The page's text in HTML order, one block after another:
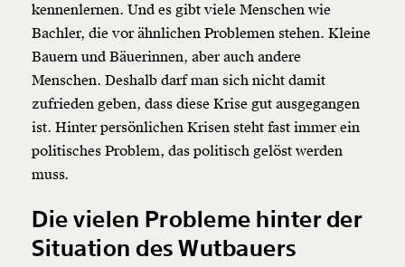
kennenlernen. Und es gibt viele Menschen wie
Bachler, die vor ähnlichen Problemen stehen. Kleine
Bauern und Bäuerinnen, aber auch andere
Menschen. Deshalb darf man sich nicht damit
zufrieden geben, dass diese Krise gut ausgegangen
ist. Hinter persönlichen Krisen steht fast immer ein
politisches Problem, das politisch gelöst werden
muss.
Die vielen Probleme hinter der
Situation des Wutbauers